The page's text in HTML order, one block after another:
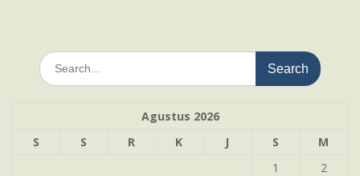
Search
for:
Agustus 2026
S
S R K J S
M
1
2